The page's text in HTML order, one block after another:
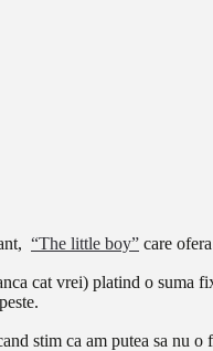
“The little boy” care
cat vrei) platind o
stim ca am putea sa nu o